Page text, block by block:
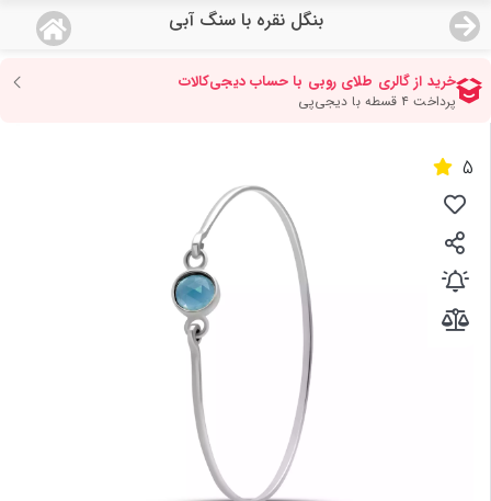
بنگل نقره با سنگ آبی
منو
صفحه اصلی
دسته بندی محصولات
نمایندگی ها
مجله روبی
5